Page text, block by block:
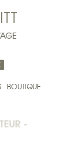
BOUTIQUE
-